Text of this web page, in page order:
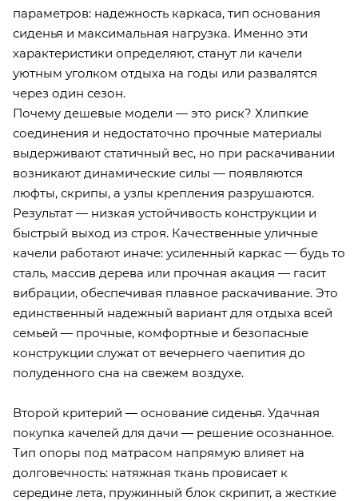
параметров: надежность каркаса, тип основания
сиденья и максимальная нагрузка. Именно эти
характеристики определяют, станут ли качели
уютным уголком отдыха на годы или развалятся
через один сезон.
Почему дешевые модели — это риск? Хлипкие
соединения и недостаточно прочные материалы
выдерживают статичный вес, но при раскачивании
возникают динамические силы — появляются
люфты, скрипы, а узлы крепления разрушаются.
Результат — низкая устойчивость конструкции и
быстрый выход из строя. Качественные уличные
качели работают иначе: усиленный каркас — будь то
сталь, массив дерева или прочная акация — гасит
вибрации, обеспечивая плавное раскачивание. Это
единственный надежный вариант для отдыха всей
семьей — прочные, комфортные и безопасные
конструкции служат от вечернего чаепития до
полуденного сна на свежем воздухе.
Второй критерий — основание сиденья. Удачная
покупка качелей для дачи — решение осознанное.
Тип опоры под матрасом напрямую влияет на
долговечность: натяжная ткань провисает к
середине лета, пружинный блок скрипит, а жесткие